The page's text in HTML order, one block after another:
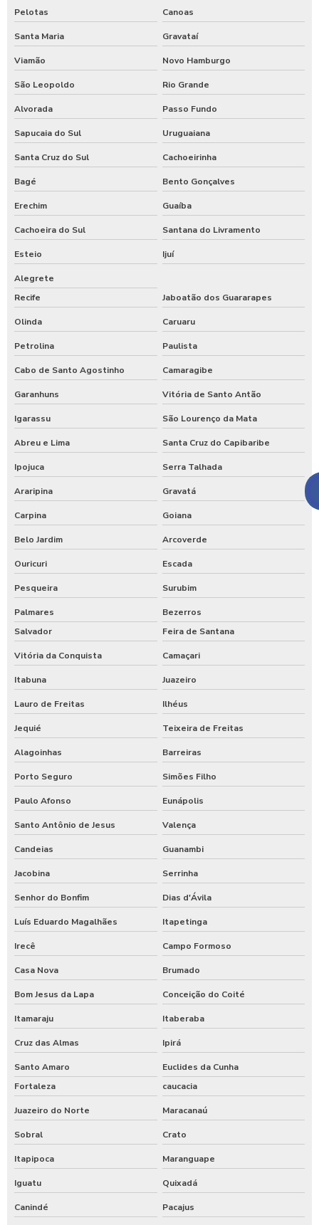
Pelotas Canoas
Santa Maria Gravataí
Viamão Novo Hamburgo
São Leopoldo Rio Grande
Alvorada Passo Fundo
Sapucaia do Sul Uruguaiana
Santa Cruz do Sul Cachoeirinha
Bagé Bento Gonçalves
Erechim Guaíba
Cachoeira do Sul Santana do Livramento
Esteio Ijuí
Alegrete
Recife
Jaboatão dos Guararapes
Olinda Caruaru
Petrolina Paulista
Cabo de Santo Agostinho Camaragibe
Garanhuns Vitória de Santo Antão
Igarassu São Lourenço da Mata
Abreu e Lima Santa Cruz do Capibaribe
Ipojuca Serra Talhada
Araripina Gravatá
Carpina Goiana
Belo Jardim Arcoverde
Ouricuri Escada
Pesqueira Surubim
Palmares
Bezerros
Salvador
Feira de Santana
Vitória da Conquista Camaçari
Itabuna Juazeiro
Lauro de Freitas Ilhéus
Jequié Teixeira de Freitas
Alagoinhas Barreiras
Porto Seguro Simões Filho
Paulo Afonso Eunápolis
Santo Antônio de Jesus Valença
Candeias Guanambi
Jacobina Serrinha
Senhor do Bonfim Dias d'Ávila
Luís Eduardo Magalhães Itapetinga
Irecê Campo Formoso
Casa Nova Brumado
Bom Jesus da Lapa Conceição do Coité
Itamaraju Itaberaba
Cruz das Almas Ipirá
Santo Amaro
Euclides da Cunha
Fortaleza
caucacia
Juazeiro do Norte Maracanaú
Sobral Crato
Itapipoca Maranguape
Iguatu Quixadá
Canindé Pacajus